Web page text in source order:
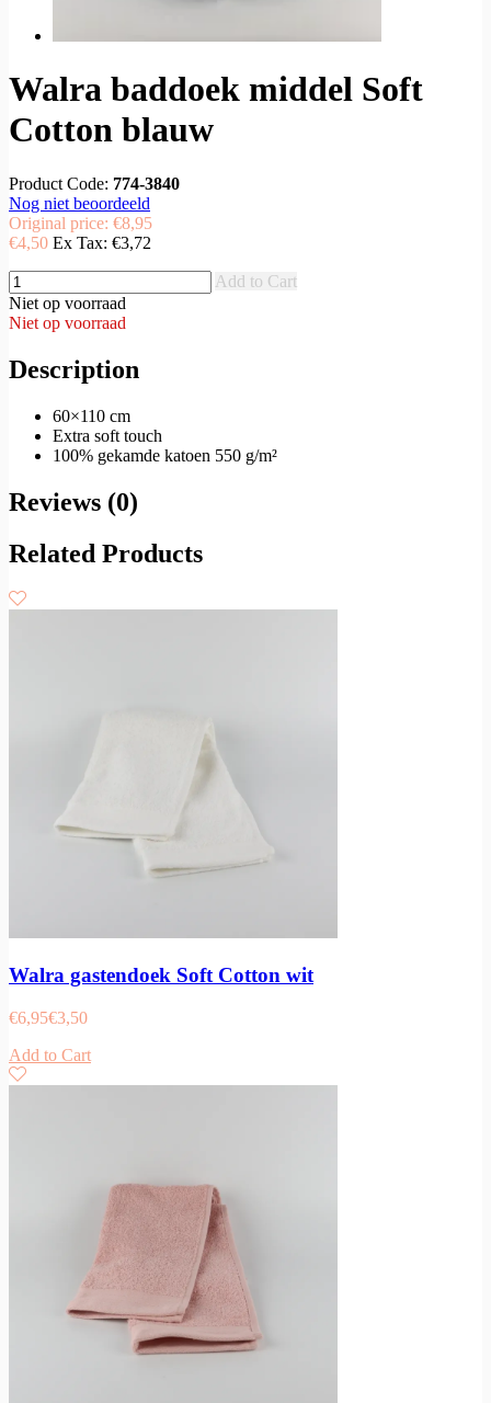
Walra baddoek middel Soft
Cotton blauw
Product Code: 774-3840
Nog niet beoordeeld
Original price: €8,95
€4,50 Ex Tax: €3,72
Add to Cart
Niet op voorraad
Niet op voorraad
Description
60×110 cm
Extra soft touch
100% gekamde katoen 550 g/m²
Reviews (0)
Related Products
Walra gastendoek Soft Cotton wit
€6,95€3,50
Add to Cart